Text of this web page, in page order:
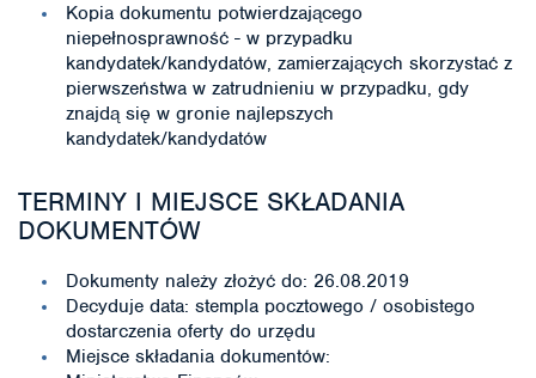
Kopia dokumentu potwierdzającego
niepełnosprawność - w przypadku
kandydatek/kandydatów, zamierzających skorzystać z
pierwszeństwa w zatrudnieniu w przypadku, gdy
znajdą się w gronie najlepszych
kandydatek/kandydatów
TERMINY I MIEJSCE SKŁADANIA
DOKUMENTÓW
Dokumenty należy złożyć do: 26.08.2019
Decyduje data: stempla pocztowego / osobistego
dostarczenia oferty do urzędu
Miejsce składania dokumentów: